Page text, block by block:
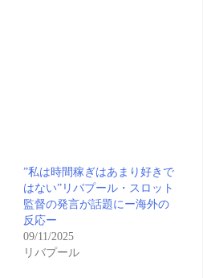
”私は時間稼ぎはあまり好きで
はない”リバプール・スロット
監督の発言が話題にー海外の
反応ー
09/11/2025
リバプール